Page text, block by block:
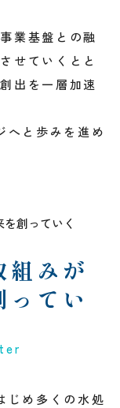
業基盤との融
せていくとと
出を一層加速
へと歩みを進め
組みが
てい
じめ多くの水処